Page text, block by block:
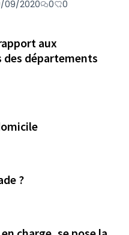
09/2020 0 0
aux
des départements
?